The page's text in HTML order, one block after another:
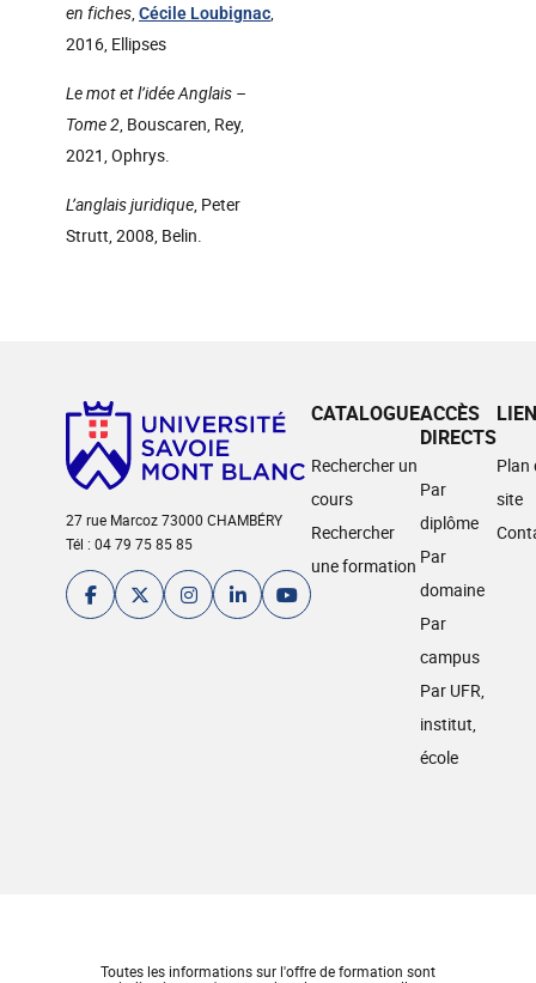
en fiches,Cécile Loubignac,
2016, Ellipses
Le mot et l’idée Anglais –
Tome 2, Bouscaren, Rey,
2021, Ophrys.
L’anglais juridique, Peter
Strutt, 2008, Belin.
27 rue Marcoz 73000 CHAMBÉRY
Tél : 04 79 75 85 85
CATALOGUE
Rechercher un
cours
Rechercher
une formation
ACCÈS
DIRECTS
Par
diplôme
Par
domaine
Par
campus
Par UFR,
institut,
école
Plan
site
Toutes les informations sur l'offre de formation sont